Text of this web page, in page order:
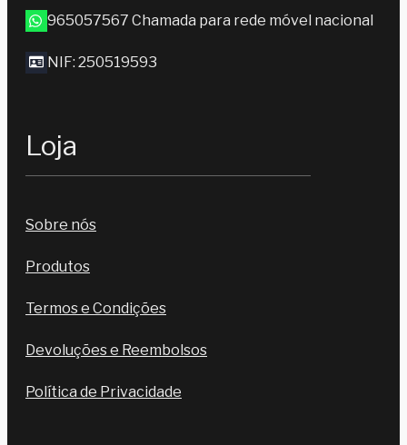
965057567 Chamada para rede móvel nacional
NIF: 250519593
Loja
Sobre nós
Produtos
Termos e Condições
Devoluções e Reembolsos
Política de Privacidade